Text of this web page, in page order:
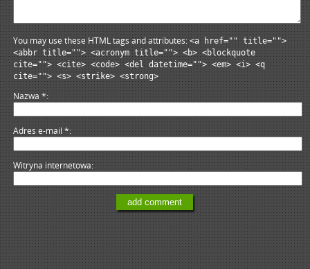
You may use these HTML tags and attributes:<a href="" title="">
<abbr title=""> <acronym title=""> <b> <blockquote
cite=""> <cite> <code> <del datetime=""> <em> <i> <q
cite=""> <s> <strike> <strong>
Nazwa*
Adres e-mail*
Witryna internetowa